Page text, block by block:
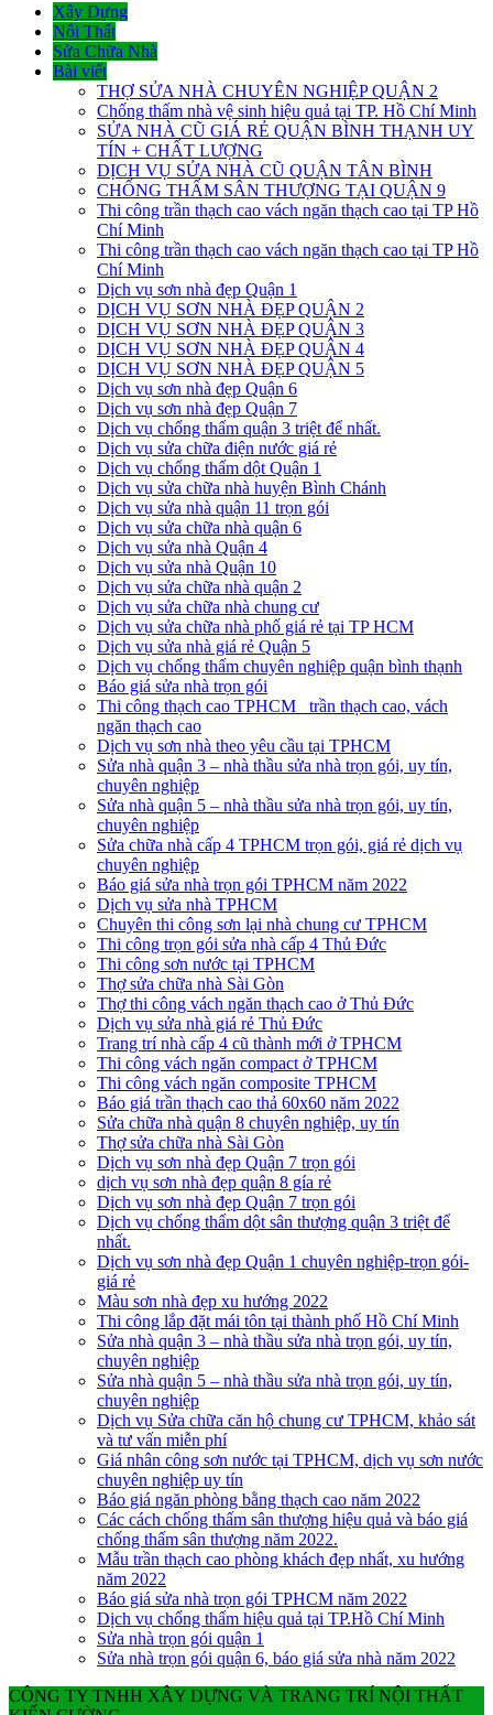
Xây Dựng
Nội Thất
Sửa Chữa Nhà
Bài viết
THỢ SỬA NHÀ CHUYÊN NGHIỆP QUẬN 2
Chống thấm nhà vệ sinh hiệu quả tại TP. Hồ Chí Minh
SỬA NHÀ CŨ GIÁ RẺ QUẬN BÌNH THẠNH UY
TÍN + CHẤT LƯỢNG
DỊCH VỤ SỬA NHÀ CŨ QUẬN TÂN BÌNH
CHỐNG THẤM SÂN THƯỢNG TẠI QUẬN 9
Thi công trần thạch cao vách ngăn thạch cao tại TP Hồ
Chí Minh
Thi công trần thạch cao vách ngăn thạch cao tại TP Hồ
Chí Minh
Dịch vụ sơn nhà đẹp Quận 1
DỊCH VỤ SƠN NHÀ ĐẸP QUẬN 2
DỊCH VỤ SƠN NHÀ ĐẸP QUẬN 3
DỊCH VỤ SƠN NHÀ ĐẸP QUẬN 4
DỊCH VỤ SƠN NHÀ ĐẸP QUẬN 5
Dịch vụ sơn nhà đẹp Quận 6
Dịch vụ sơn nhà đẹp Quận 7
Dịch vụ chống thấm quận 3 triệt để nhất.
Dịch vụ sửa chữa điện nước giá rẻ
Dịch vụ chống thấm dột Quận 1
Dịch vụ sửa chữa nhà huyện Bình Chánh
Dịch vụ sửa nhà quận 11 trọn gói
Dịch vụ sửa chữa nhà quận 6
Dịch vụ sửa nhà Quận 4
Dịch vụ sửa nhà Quận 10
Dịch vụ sửa chữa nhà quận 2
Dịch vụ sửa chữa nhà chung cư
Dịch vụ sửa chữa nhà phố giá rẻ tại TP HCM
Dịch vụ sửa nhà giá rẻ Quận 5
Dịch vụ chống thấm chuyên nghiệp quận bình thạnh
Báo giá sửa nhà trọn gói
Thi công thạch cao TPHCM_ trần thạch cao, vách
ngăn thạch cao
Dịch vụ sơn nhà theo yêu cầu tại TPHCM
Sửa nhà quận 3 – nhà thầu sửa nhà trọn gói, uy tín,
chuyên nghiệp
Sửa nhà quận 5 – nhà thầu sửa nhà trọn gói, uy tín,
chuyên nghiệp
Sửa chữa nhà cấp 4 TPHCM trọn gói, giá rẻ dịch vụ
chuyên nghiệp
Báo giá sửa nhà trọn gói TPHCM năm 2022
Dịch vụ sửa nhà TPHCM
Chuyên thi công sơn lại nhà chung cư TPHCM
Thi công trọn gói sửa nhà cấp 4 Thủ Đức
Thi công sơn nước tại TPHCM
Thợ sửa chữa nhà Sài Gòn
Thợ thi công vách ngăn thạch cao ở Thủ Đức
Dịch vụ sửa nhà giá rẻ Thủ Đức
Trang trí nhà cấp 4 cũ thành mới ở TPHCM
Thi công vách ngăn compact ở TPHCM
Thi công vách ngăn composite TPHCM
Báo giá trần thạch cao thả 60x60 năm 2022
Sửa chữa nhà quận 8 chuyên nghiệp, uy tín
Thợ sửa chữa nhà Sài Gòn
Dịch vụ sơn nhà đẹp Quận 7 trọn gói
dịch vụ sơn nhà đẹp quận 8 gía rẻ
Dịch vụ sơn nhà đẹp Quận 7 trọn gói
Dịch vụ chống thấm dột sân thượng quận 3 triệt để
nhất.
Dịch vụ sơn nhà đẹp Quận 1 chuyên nghiệp-trọn gói-
giá rẻ
Màu sơn nhà đẹp xu hướng 2022
Thi công lắp đặt mái tôn tại thành phố Hồ Chí Minh
Sửa nhà quận 3 – nhà thầu sửa nhà trọn gói, uy tín,
chuyên nghiệp
Sửa nhà quận 5 – nhà thầu sửa nhà trọn gói, uy tín,
chuyên nghiệp
Dịch vụ Sửa chữa căn hộ chung cư TPHCM, khảo sát
và tư vấn miễn phí
Giá nhân công sơn nước tại TPHCM, dịch vụ sơn nước
chuyên nghiệp uy tín
Báo giá ngăn phòng bằng thạch cao năm 2022
Các cách chống thấm sân thượng hiệu quả và báo giá
chống thấm sân thượng năm 2022.
Mẫu trần thạch cao phòng khách đẹp nhất, xu hướng
năm 2022
Báo giá sửa nhà trọn gói TPHCM năm 2022
Dịch vụ chống thấm hiệu quả tại TP.Hồ Chí Minh
Sửa nhà trọn gói quận 1
Sửa nhà trọn gói quận 6, báo giá sửa nhà năm 2022
CÔNG TY TNHH XÂY DỰNG VÀ TRANG TRÍ NỘI THẤT